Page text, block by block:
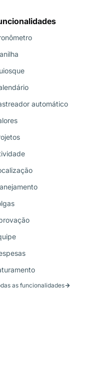
automático
as funcionalidades